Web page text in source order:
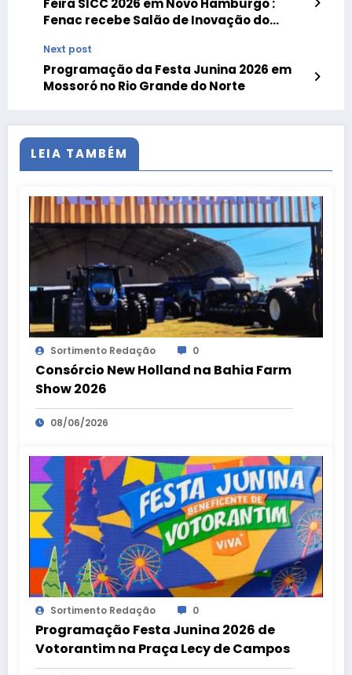
Feira SICC 2026 em Novo Hamburgo :
Fenac recebe Salão de Inovação do
julho
Next post
Programação da Festa Junina 2026 em
Mossoró no Rio Grande do Norte
LEIA TAMBÉM
Sortimento Redação 0
Consórcio New Holland na Bahia Farm
Show 2026
08/06/2026
Sortimento Redação 0
Programação Festa Junina 2026 de
Votorantim na Praça Lecy de Campos